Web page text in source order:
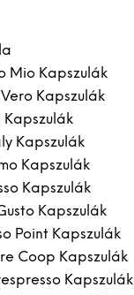
Mio Kapszulák
Kapszulák
Kapszulák
Kapszulák
Kapszulák
Kapszulák
Kapszulák
Point Kapszulák
Coop Kapszulák
Kapszulák